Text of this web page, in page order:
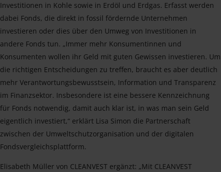
Investitionen in Kohle sowie in Erdöl und Erdgas. Erfasst werden
dabei Fonds, die direkt in fossil fördernde Unternehmen
investieren oder dies über den Umweg von Investitionen in
andere Fonds tun. „Immer mehr Konsumentinnen und
Konsumenten wollen ihr Geld mit guten Gewissen investieren. Um
die richtigen Entscheidungen zu treffen, braucht es aber deutlich
mehr Verantwortungsbewusstsein, Information und Transparenz
im Finanzsektor. Insbesondere ist eine bessere Kennzeichnung
für Fonds notwendig, damit auch klar ist, in was man sein Geld
eigentlich investiert,“ erklärt Lisa Simon die Partnerschaft
zwischen der Umweltschutzorganisation und der digitalen
Fondsvergleichsplattform.
Elisabeth Müller von CLEANVEST ergänzt: „Mit CLEANVEST